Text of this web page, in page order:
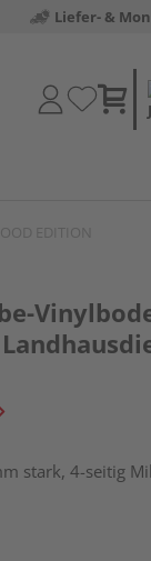
Liefer- &
stark, 4-seitig